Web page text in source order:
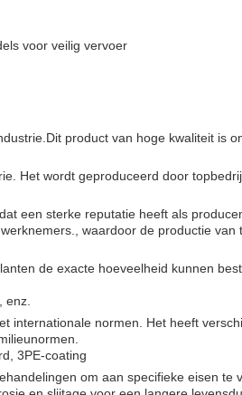
voor veilig vervoer
product van hoge kwaliteit
Het wordt geproduceerd door
een sterke reputatie heeft als
waardoor de productie van
de exacte hoeveelheid kunnen
enz.
internationale normen. Het heeft
3PE-coating
om aan specifieke eisen